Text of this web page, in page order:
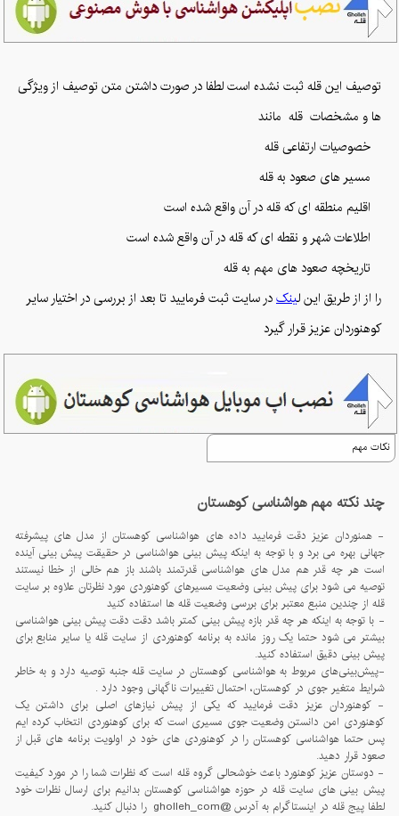
توصیف این قله ثبت نشده است لطفا در صورت داشتن متن توصیف از ویژگی
ها و مشخصات قله مانند
خصوصیات ارتفاعی قله
مسیر های صعود به قله
اقلیم منطقه ای که قله در آن واقع شده است
اطلاعات شهر و نقطه ای که قله در آن واقع شده است
تاریخچه صعود های مهم به قله
را از از طریق این لینکدر سایت ثبت فرمایید تا بعد از بررسی در اختیار سایر
کوهنوردان عزیز قرار گیرد
نکات مهم
چند نکته مهم هواشناسی کوهستان
- همنوردان عزیز دقت فرمایید داده های هواشناسی کوهستان از مدل های پیشرفته
جهانی بهره می برد و با توجه به اینکه پیش بینی هواشناسی در حقیقت پیش بینی آینده
است هر چه قدر هم مدل های هواشناسی قدرتمند باشند باز هم خالی از خطا نیستند
توصیه می شود برای پیش بینی وضعیت مسیرهای کوهنوردی مورد نظرتان علاوه بر سایت
قله از چندین منبع معتبر برای بررسی وضعیت قله ها استفاده کنید
- با توجه به اینکه هر چه قدر بازه پیش بینی کمتر باشد دقت دقت پیش بینی هواشناسی
بیشتر می شود حتما یک روز مانده به برنامه کوهنوردی از سایت قله یا سایر منابع برای
پیش بینی دقیق استفاده کنید.
-پيش‌بينی‌های مربوط به هواشناسی کوهستان در سايت قله جنبه توصيه دارد و به خاطر
شرايط متغير جوی در کوهستان، احتمال تغييرات ناگهانی وجود دارد .
- کوهنوردان عزیز دقت فرمایید که یکی از پیش نیازهای اصلی برای داشتن یک
کوهنوردی امن دانستن وضعیت جوی مسیری است که برای کوهنوردی انتخاب کرده ایم
پس حتما هواشناسی کوهستان را در کوهنوردی های خود در اولویت برنامه های قبل از
صعود قرار دهید.
- دوستان عزیز کوهنورد باعث خوشحالی گروه قله است که نظرات شما را در مورد کیفیت
پیش بینی های سایت قله در حوزه هواشناسی کوهستان بدانیم برای ارسال نظرات خود
لطفا پیج قله در اینستاگرام به آدرس @gholleh_com را دنبال کنید.